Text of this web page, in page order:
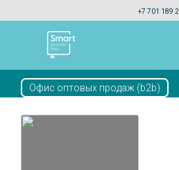
+7 701 189
Офис оптовых продаж (b2b)
Скачать прайс